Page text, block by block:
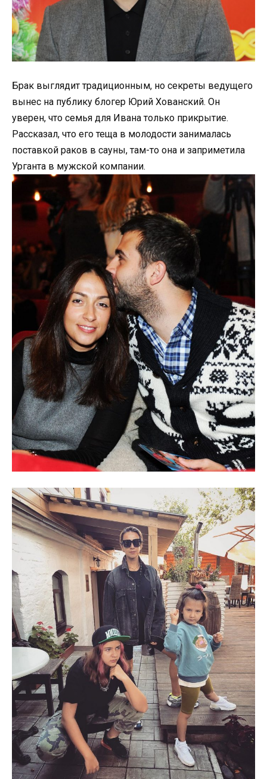
Брак выглядит традиционным, но секреты ведущего
вынес на публику блогер Юрий Хованский. Он
уверен, что семья для Ивана только прикрытие.
Рассказал, что его теща в молодости занималась
поставкой раков в сауны, там-то она и заприметила
Урганта в мужской компании.